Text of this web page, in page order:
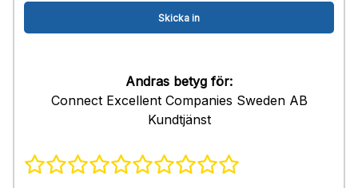
Andras betyg för:
Connect Excellent Companies Sweden AB
Kundtjänst